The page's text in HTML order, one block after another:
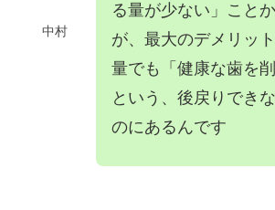
中村
る量が少ない」こと
が、最大のデメリッ
量でも「健康な歯を
という、後戻りでき
のにあるんです